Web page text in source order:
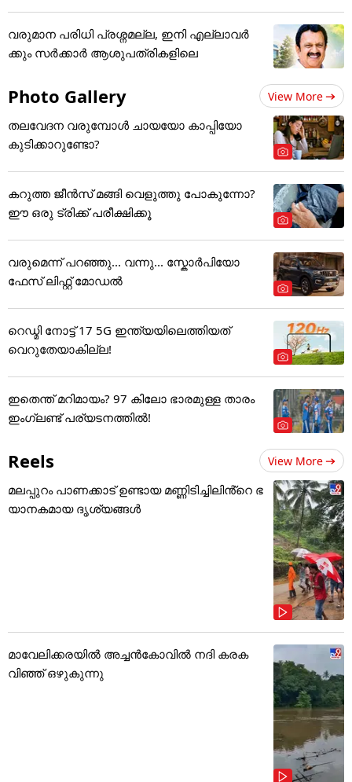
വരുമാന പരിധി പ്രശ്നമല്ല, ഇനി എല്ലാവർ
ക്കും സർക്കാർ ആശുപത്രികളിലെ
Photo Gallery View More
തലവേദന വരുമ്പോൾ ചായയോ കാപ്പിയോ
കുടിക്കാറുണ്ടോ?
കറുത്ത ജീൻസ് മങ്ങി വെളുത്തു പോകുന്നോ?
ഈ ഒരു ട്രിക്ക് പരീക്ഷിക്കൂ
വരുമെന്ന് പറഞ്ഞു... വന്നു... സ്കോർപിയോ
ഫേസ് ലിഫ്റ്റ് മോഡൽ
റെഡ്മി നോട്ട് 17 5G ഇന്ത്യയിലെത്തിയത്
വെറുതേയാകില്ല!
ഇതെന്ത് മറിമായം? 97 കിലോ ഭാരമുള്ള താരം
ഇംഗ്ലണ്ട് പര്യടനത്തില്‍!
Reels View More
മലപ്പുറം പാണക്കാട് ഉണ്ടായ മണ്ണിടിച്ചിലിൻ്റെ ഭ
യാനകമായ ദൃശ്യങ്ങൾ
മാവേലിക്കരയിൽ അച്ചൻകോവിൽ നദി കരക
വിഞ്ഞ് ഒഴുകുന്നു